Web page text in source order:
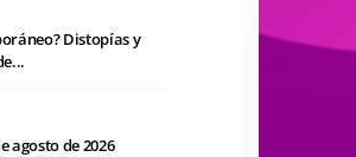
Distopías y
agosto de 2026